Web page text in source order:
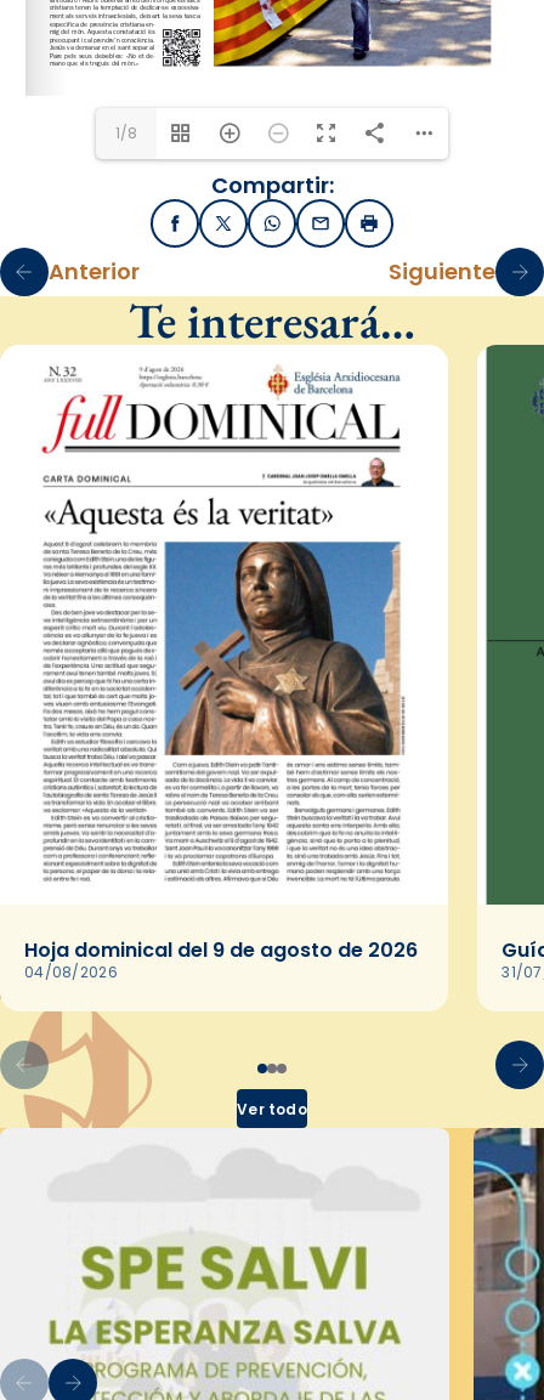
1/8
Compartir:
FacebookX / TwitterWhatsApp
EmailImprimir
Anterior Siguiente
Te interesará…
Hoja dominical del 9 de agosto de 2026
04/08/2026 31/
Ver todo